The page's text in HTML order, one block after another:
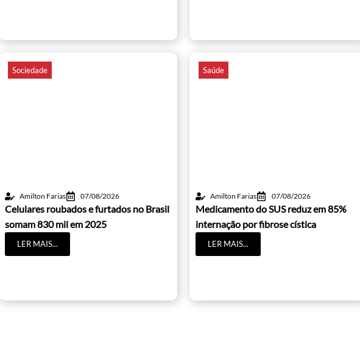
Sociedade
Amilton Farias 07/08/2026
Celulares roubados e furtados no Brasil
somam 830 mil em 2025
LER MAIS...
Saúde
Amilton Farias 07/08/2026
Medicamento do SUS reduz em 85%
internação por fibrose cística
LER MAIS...